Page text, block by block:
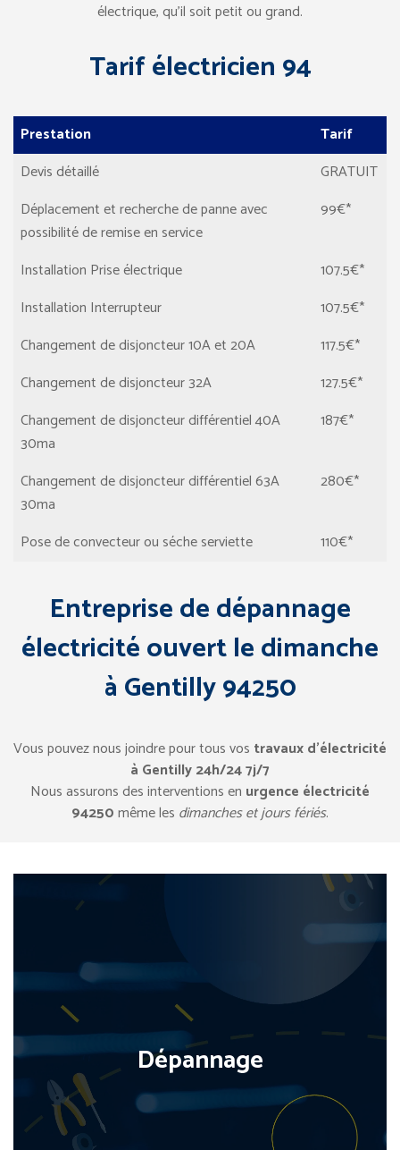
électrique, qu’il soit petit ou grand.
Tarif électricien 94
Prestation
Tarif
Devis détaillé
GRATUIT
Déplacement et recherche de panne avec
possibilité de remise en service
99€*
Installation Prise électrique
107.5€*
Installation Interrupteur
107.5€*
Changement de disjoncteur 10A et 20A
117.5€*
Changement de disjoncteur 32A
127.5€*
Changement de disjoncteur différentiel 40A
30ma
187€*
Changement de disjoncteur différentiel 63A
30ma
280€*
Pose de convecteur ou séche serviette 110€*
Entreprise de dépannage
électricité ouvert le dimanche
à Gentilly 94250
Vous pouvez nous joindre pour tous vos travaux d’électricité
à Gentilly 24h/24 7j/7
Nous assurons des interventions en urgence électricité
94250même les dimanches et jours fériés.
Dépannage